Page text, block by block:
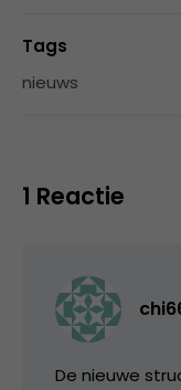
Tags
nieuws
1 Reactie
De nieuwe